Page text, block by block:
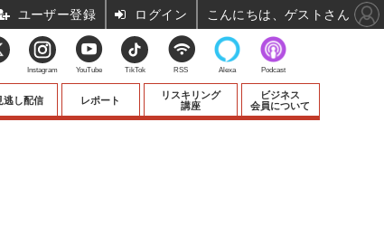
逃し配信 レポート
リスキリング
講座
ビジネス
会員について
Instagram YouTube TikTok RSS Alexa Podcast
ユーザー登録 ログイン こんにちは、ゲストさん